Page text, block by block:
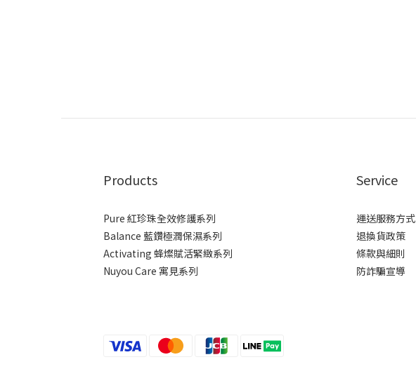
Products
Pure 紅珍珠全效修護系列
Balance 藍鑽極潤保濕系列
Activating 蜂燦賦活緊緻系列
Nuyou Care 寓見系列
Service
運送服務方式
退換貨政策
條款與細則
防詐騙宣導